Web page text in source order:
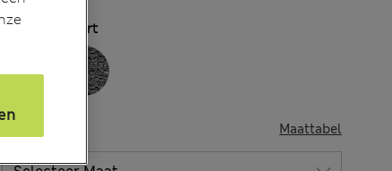
KLEUR: Zwart
Maattabel